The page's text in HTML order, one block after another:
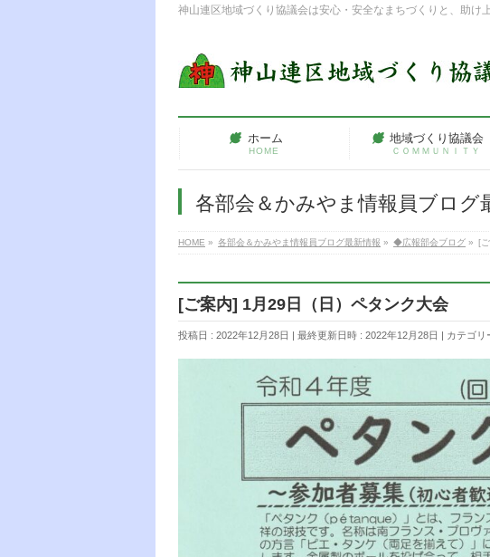
神山連区地域づくり協議会は安心・安全なまちづくりと、助け
ホーム
HOME
地域づくり協議会
ＣＯＭＭＵＮＩＴＹ
各部会＆かみやま情報員ブログ
HOME » 各部会＆かみやま情報員ブログ最新情報 » ◆広報部会ブログ » [
[ご案内] 1月29日（日）ペタンク大会
投稿日 : 2022年12月28日 最終更新日時 : 2022年12月28日 カテゴリ